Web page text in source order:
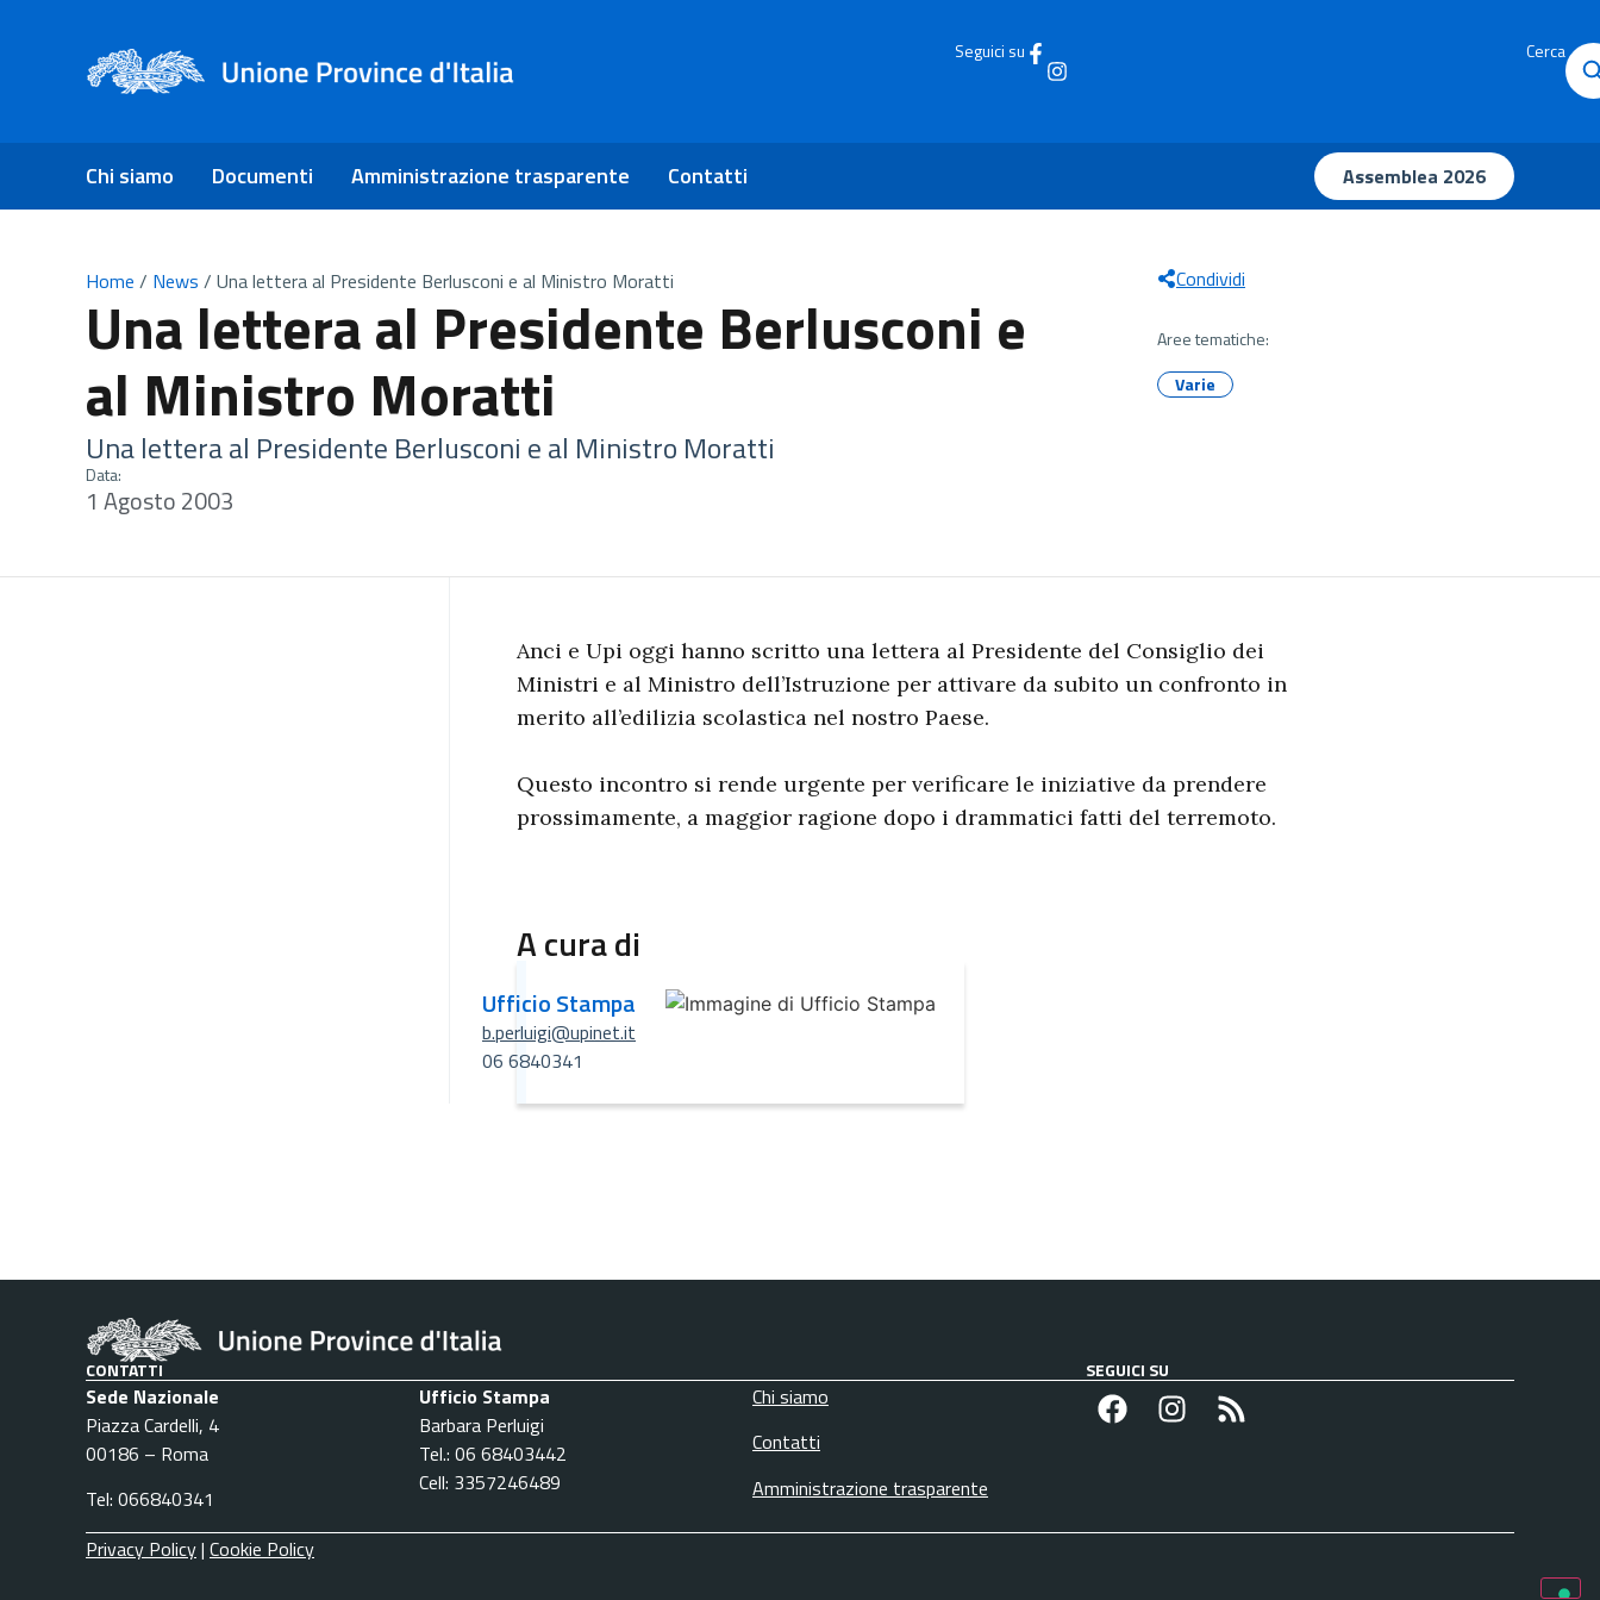
Seguici su Cerca
Chi siamo Documenti Amministrazione trasparente Contatti Assemblea 2026
Home / News / Una lettera al Presidente Berlusconi e al Ministro Moratti
Una lettera al Presidente Berlusconi e
al Ministro Moratti
Una lettera al Presidente Berlusconi e al Ministro Moratti
Data:
1 Agosto 2003
Condividi
Aree tematiche:
Varie
Anci e Upi oggi hanno scritto una lettera al Presidente del Consiglio dei
Ministri e al Ministro dell’Istruzione per attivare da subito un confronto in
merito all’edilizia scolastica nel nostro Paese.
Questo incontro si rende urgente per verificare le iniziative da prendere
prossimamente, a maggior ragione dopo i drammatici fatti del terremoto.
A cura di
Ufficio Stampa
b.perluigi@upinet.it
06 6840341
CONTATTI
Sede Nazionale
Piazza Cardelli, 4
00186 – Roma
Tel: 066840341
Ufficio Stampa
Barbara Perluigi
Tel.: 06 68403442
Cell: 3357246489
Chi siamo
Contatti
Amministrazione trasparente
SEGUICI SU
Privacy Policy| Cookie Policy